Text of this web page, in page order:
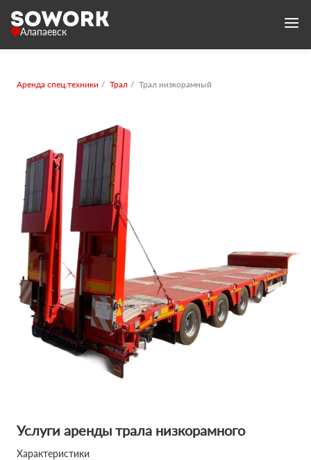
Алапаевск
Аренда спец.техники Трал Трал низкорамный
Услуги аренды трала низкорамного
Характеристики